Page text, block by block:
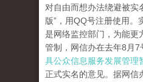
对自由而想办法绕避被实
版”，用QQ号注册使用。
是网络监控部门，为能更
管制，网信办在去年8月7
具公众信息服务发展管理
正式实名的意见。据网信